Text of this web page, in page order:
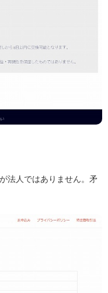
法人ではありません。矛